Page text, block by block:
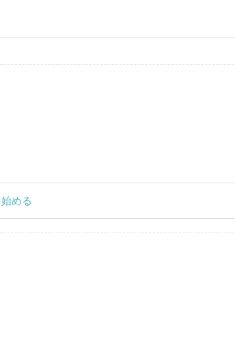
める